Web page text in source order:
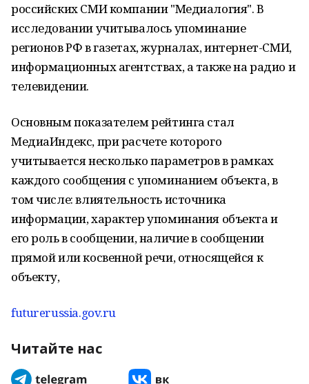
российских СМИ компании "Медиалогия". В
исследовании учитывалось упоминание
регионов РФ в газетах, журналах, интернет-СМИ,
информационных агентствах, а также на радио и
телевидении.
Основным показателем рейтинга стал
МедиаИндекс, при расчете которого
учитывается несколько параметров в рамках
каждого сообщения с упоминанием объекта, в
том числе: влиятельность источника
информации, характер упоминания объекта и
его роль в сообщении, наличие в сообщении
прямой или косвенной речи, относящейся к
объекту,
futurerussia.gov.ru
Читайте нас